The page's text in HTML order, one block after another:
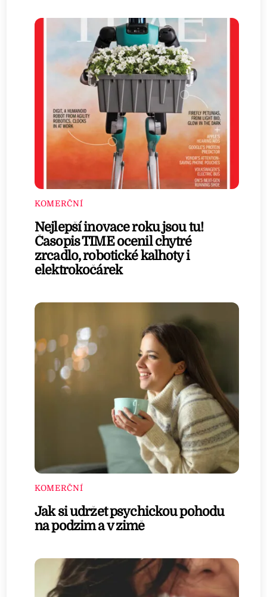
KOMERČNÍ
Nejlepší inovace roku jsou tu!
Časopis TIME ocenil chytré
zrcadlo, robotické kalhoty i
elektrokočárek
KOMERČNÍ
Jak si udržet psychickou pohodu
na podzim a v zimě